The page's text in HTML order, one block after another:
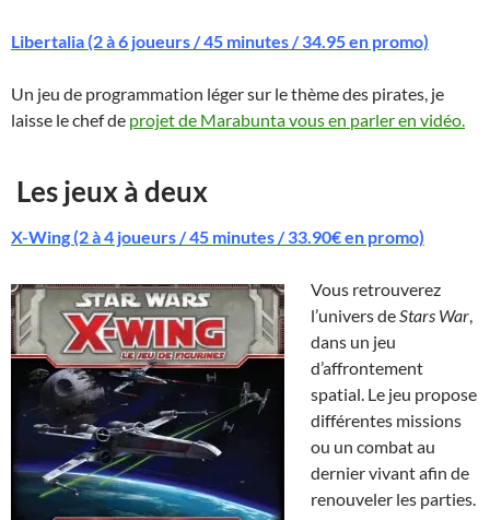
Libertalia (2 à 6 joueurs / 45 minutes / 34.95 en promo)
Un jeu de programmation léger sur le thème des pirates, je
laisse le chef de projet de Marabunta vous en parler en vidéo.
Les jeux à deux
X-Wing (2 à 4 joueurs / 45 minutes / 33.90€ en promo)
Vous retrouverez
l’univers deStars War,
dans un jeu
d’affrontement
spatial. Le jeu propose
différentes missions
ou un combat au
dernier vivant afin de
renouveler les parties.